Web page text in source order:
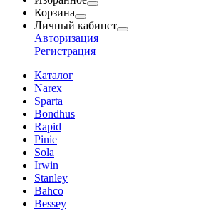
Корзина
Личный кабинет
Авторизация
Регистрация
Каталог
Narex
Sparta
Bondhus
Rapid
Pinie
Sola
Irwin
Stanley
Bahco
Bessey